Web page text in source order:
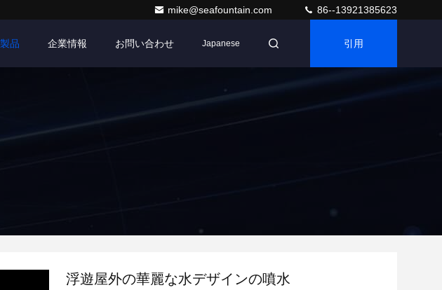
mike@seafountain.com 86--13921385623
製品 企業情報 お問い合わせ Japanese 引用
浮遊屋外の華麗な水デザインの噴水